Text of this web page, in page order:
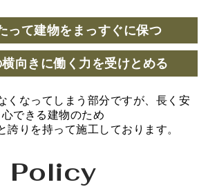
って建物をまっすぐに保つ
向きに働く力を受けとめる
くなってしまう部分ですが、長く安
心できる建物のため
誇りを持って施工しております。
Policy